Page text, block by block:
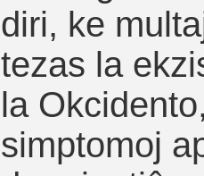
diri, ke
tezas la
la
simptomoj